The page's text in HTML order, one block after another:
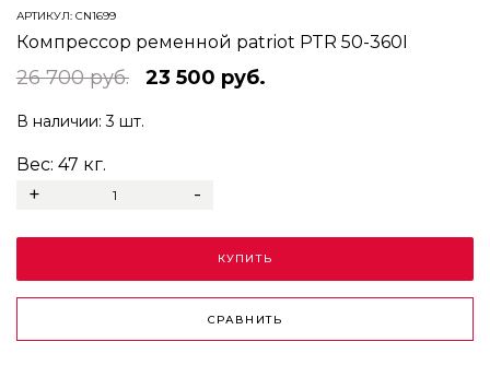
АРТИКУЛ: CN1699
Компрессор ременной patriot PTR 50-360I
26 700 руб. 23 500 руб.
В наличии:3 шт.
Вес: 47 кг.
+ -
КУПИТЬ
СРАВНИТЬ